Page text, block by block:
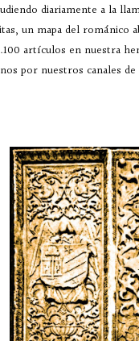
diariamente a la
un mapa del románico
artículos en nuestra
por nuestros canales